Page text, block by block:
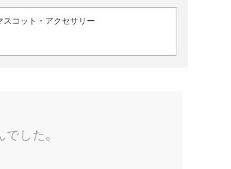
スコット・アクセサリー